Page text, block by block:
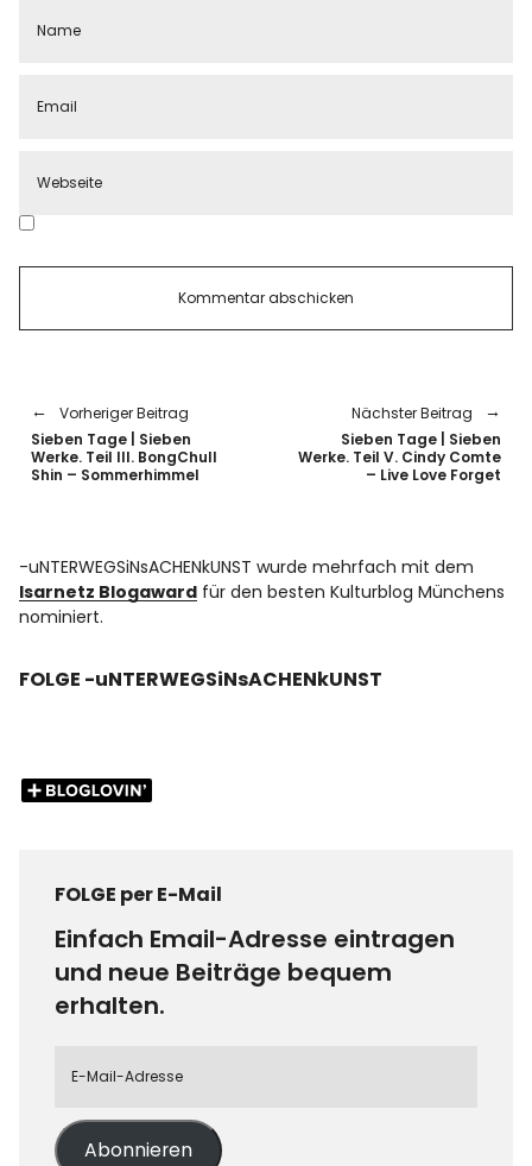
Vorheriger Beitrag
Sieben Tage | Sieben
Werke. Teil III. BongChull
Shin – Sommerhimmel
Nächster Beitrag
Sieben Tage | Sieben
Werke. Teil V. Cindy Comte
– Live Love Forget
-uNTERWEGSiNsACHENkUNST wurde mehrfach mit dem
Isarnetz Blogaward für den besten Kulturblog Münchens
nominiert.
FOLGE -uNTERWEGSiNsACHENkUNST
FOLGE per E-Mail
Einfach Email-Adresse eintragen
und neue Beiträge bequem
erhalten.
Abonnieren